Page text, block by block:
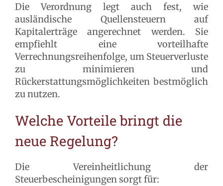
Die Verordnung legt auch fest, wie
ausländische Quellensteuern auf
Kapitalerträge angerechnet werden. Sie
empfiehlt eine vorteilhafte
Verrechnungsreihenfolge, um Steuerverluste
zu minimieren und
Rückerstattungsmöglichkeiten bestmöglich
zu nutzen.
Welche Vorteile bringt die
neue Regelung?
Die Vereinheitlichung der
Steuerbescheinigungen sorgt für: